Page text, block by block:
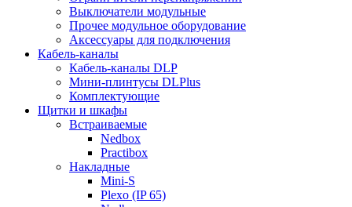
Выключатели модульные
Прочее модульное оборудование
Аксессуары для подключения
Кабель-каналы
Кабель-каналы DLP
Мини-плинтусы DLPlus
Комплектующие
Щитки и шкафы
Встраиваемые
Nedbox
Practibox
Накладные
Mini-S
Plexo (IP 65)